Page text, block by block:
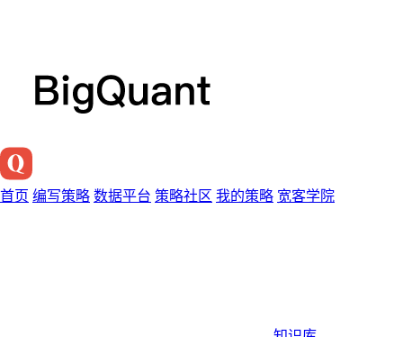
首页 编写策略 数据平台 策略社区 我的策略 宽客学院